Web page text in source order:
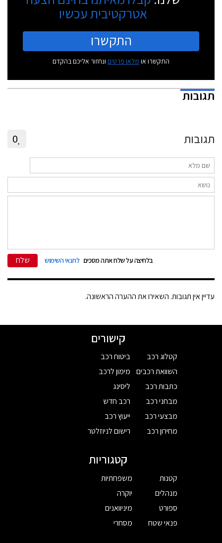
אטרקטיבית עכשיו
התקשרו
התקשרו או מלאו פרטים ונחזור אליכם בהקדם
תגובות
תגובות 0
בלחיצה על שלח אתה מסכים לתנאי השימוש שלח
עדיין אין תגובות. השאירו את ההערה הראשונה.
קישורים
קטלוג רכב
השוואת רכבים
כתבות רכב
מבחני רכב
מבצעי רכב
מחירון רכב
ביטוח רכב
מימון לרכב
ליסינג
רכב חדש
ייעוץ רכב
רישום לניוזלטר
קטגוריות
קטנות
מנהלים
ספורט
פנאי שטח
משפחתיות
יוקרה
מיניוואנים
מסחרי